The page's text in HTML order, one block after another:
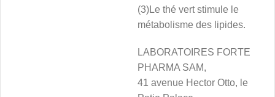
(3)Le thé vert stimule le
métabolisme des lipides.
LABORATOIRES FORTE
PHARMA SAM,
41 avenue Hector Otto, le